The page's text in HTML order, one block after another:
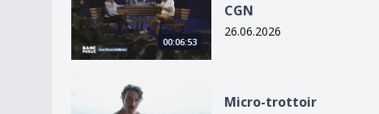
00:06:53
CGN
26.06.2026
Micro-trottoir
Micro-trottoir